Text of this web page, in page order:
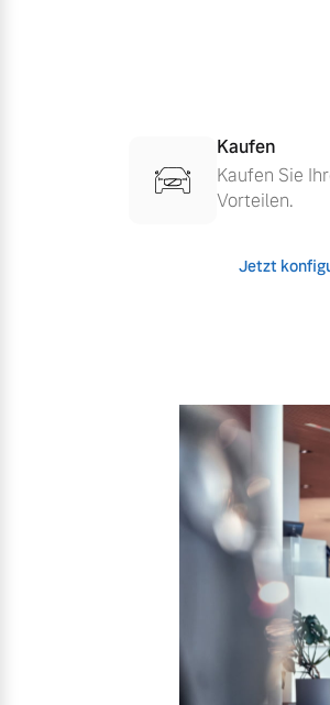
Aktuelle Serviceangebote
Kaufen
Kaufen Sie
Vorteilen.
Jetzt